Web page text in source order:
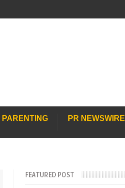
PARENTING PR NEWSWIRE
FEATURED POST